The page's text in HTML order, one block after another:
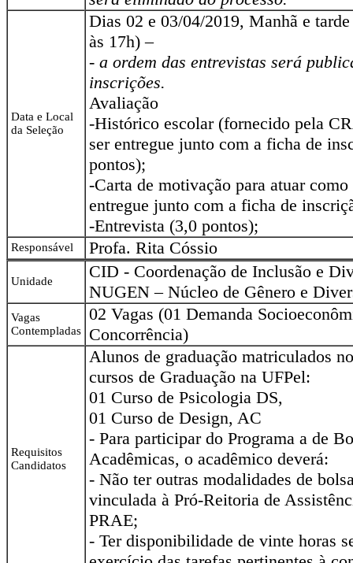
Data e Local
da Seleção
Dias 02 e 03/04/2019, Manhã e
às 17h) –
- a ordem das entrevistas será
inscrições.
Avaliação
-Histórico escolar (fornecido pela
ser entregue junto com a ficha de
pontos);
-Carta de motivação para atuar
entregue junto com a ficha de
-Entrevista (3,0 pontos);
Responsável Profa. Rita Cóssio
Unidade
CID - Coordenação de Inclusão e
NUGEN – Núcleo de Gênero e
Vagas
Contempladas
02 Vagas (01 Demanda
Concorrência)
Requisitos
Candidatos
Alunos de graduação matriculados
cursos de Graduação na UFPel:
01 Curso de Psicologia DS,
01 Curso de Design, AC
- Para participar do Programa a de
Acadêmicas, o acadêmico deverá:
- Não ter outras modalidades de
vinculada à Pró-Reitoria de
PRAE;
- Ter disponibilidade de vinte horas